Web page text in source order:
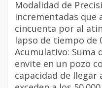
Modalidad de
incrementadas que
cincuenta por al
lapso de tiempo de
Acumulativo: Suma
envite en un pozo
capacidad de llegar